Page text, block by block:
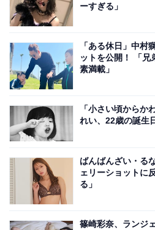
ーすぎる」
「ある休日」中村
ットを公開！ 「兄
素満載」
「小さい頃からか
れい、22歳の誕生
ばんばんざい・る
ェリーショットに
る」
篠崎彩奈、ランジ